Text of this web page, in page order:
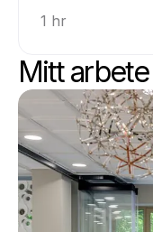
1 hr
Mitt arbete